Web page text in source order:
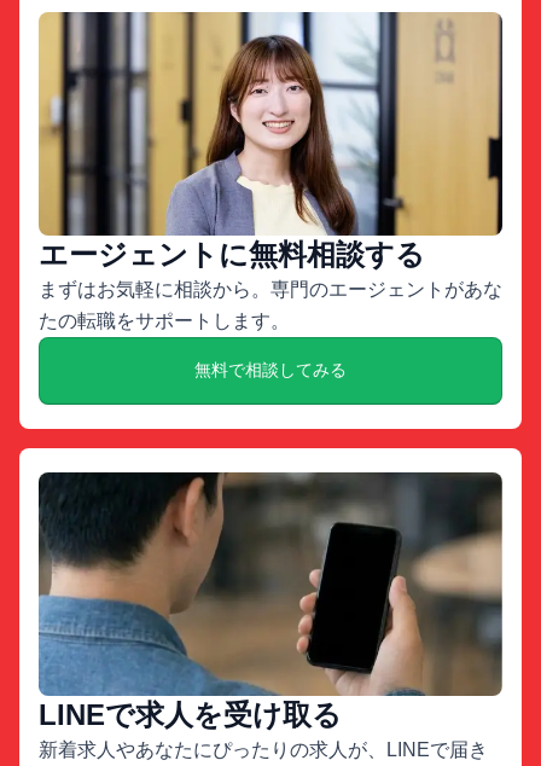
エージェントに無料相談する
まずはお気軽に相談から。専門のエージェントがあな
たの転職をサポートします。
無料で相談してみる
LINEで求人を受け取る
新着求人やあなたにぴったりの求人が、LINEで届き